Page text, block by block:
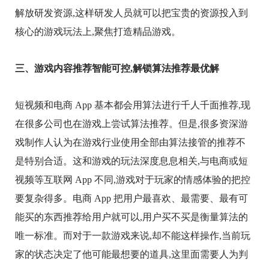
解放研发资源,这样研发人员就可以把宝贵的资源投入到
核心的游戏玩法上,聚焦打造精品游戏。
三、游戏内容推荐智能可控,解锁算法推荐最优解
短视频和电商 App 基本都会用算法进行千人千面推荐,现
在很多公司也在游戏上尝试算法推荐。但是,很多资深游
戏制作人认为在游戏行业使用全部由算法接管的推荐不
是特别合适。这和游戏的玩法深度息息相关,与电商或短
视频等互联网 App 不同,游戏对于玩家的情感体验的把控
要复杂得多。电商 App 把用户最喜欢、最需要、最有可
能买的东西推荐给用户就可以,用户买不买是衡量算法的
唯一标准。而对于一款游戏来说,却不能这样操作,当前玩
家的状态决定了他可能最想要的道具,这里面需要人为判